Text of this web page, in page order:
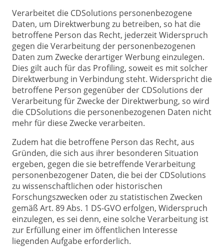
Verarbeitet die CDSolutions personenbezogene
Daten, um Direktwerbung zu betreiben, so hat die
betroffene Person das Recht, jederzeit Widerspruch
gegen die Verarbeitung der personenbezogenen
Daten zum Zwecke derartiger Werbung einzulegen.
Dies gilt auch für das Profiling, soweit es mit solcher
Direktwerbung in Verbindung steht. Widerspricht die
betroffene Person gegenüber der CDSolutions der
Verarbeitung für Zwecke der Direktwerbung, so wird
die CDSolutions die personenbezogenen Daten nicht
mehr für diese Zwecke verarbeiten.
Zudem hat die betroffene Person das Recht, aus
Gründen, die sich aus ihrer besonderen Situation
ergeben, gegen die sie betreffende Verarbeitung
personenbezogener Daten, die bei der CDSolutions
zu wissenschaftlichen oder historischen
Forschungszwecken oder zu statistischen Zwecken
gemäß Art. 89 Abs. 1 DS-GVO erfolgen, Widerspruch
einzulegen, es sei denn, eine solche Verarbeitung ist
zur Erfüllung einer im öffentlichen Interesse
liegenden Aufgabe erforderlich.